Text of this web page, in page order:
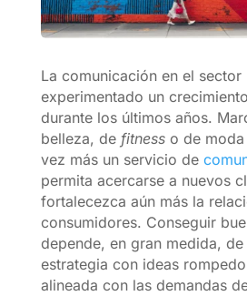
La comunicación en el sector
experimentado un
durante los últimos años.
belleza, de fitness o de
vez más un servicio de
permita acercarse a nuevos
fortalecezca aún más la
consumidores. Conseguir
depende, en gran medida, de
estrategia con ideas
alineada con las demandas